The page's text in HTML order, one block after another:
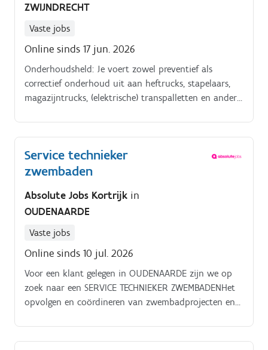
ZWIJNDRECHT
Vaste jobs
Online sinds 17 jun. 2026
Onderhoudsheld: Je voert zowel preventief als
correctief onderhoud uit aan heftrucks, stapelaars,
magazijntrucks, (elektrische) transpalletten en ander
en efficiënt op en lost ze vakkundig ter plaatse op,
met oog voor kwaliteit en klanttevredenheid
Technisch Aanspreekpunt: Je fungeert als hét
duidelijke, professionele communicatie over
uitgevoerde werkzaamheden en onderhoudsadvies
Zelfstandig Avonturier: Je werkt zelfstandig vanuit je
servicecamionet, maar maakt deel uit van een
enthousiast en ondersteunend team van techniekers
en planners Camionet Captain: Je houdt je mobiele
werkplaats netjes en volledig uitgerust, zodat je
steeds efficiënt en professioneel aan de slag kan Deze
aanmerking te komen als service technieker
binnendienst.
Service technieker
zwembaden
Absolute Jobs Kortrijk in
OUDENAARDE
Vaste jobs
Online sinds 10 jul. 2026
Voor een klant gelegen in OUDENAARDE zijn we op
zoek naar een SERVICE TECHNIEKER ZWEMBADENHet
opvolgen en coördineren van zwembadprojecten en
herstellingen en onderhoudswerken aan zwembaden.